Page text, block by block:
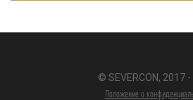
© SEVERCON, 2017 -
Положение о